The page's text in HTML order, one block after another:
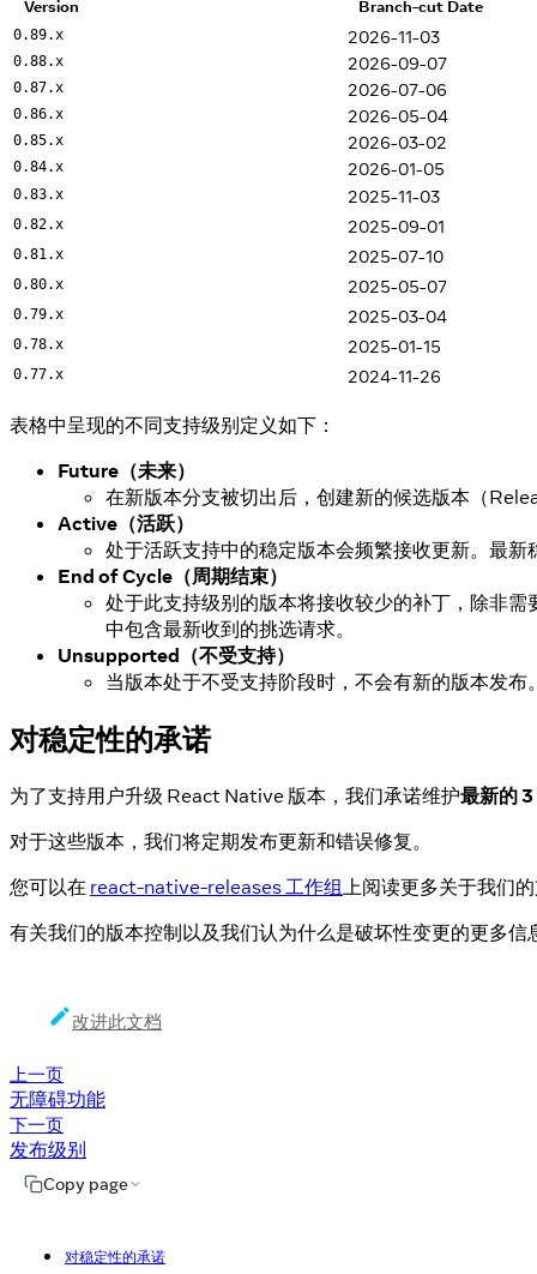
Version Branch-cut Date
0.89.x 2026-11-03
0.88.x 2026-09-07
0.87.x 2026-07-06
0.86.x 2026-05-04
0.85.x 2026-03-02
0.84.x 2026-01-05
0.83.x 2025-11-03
0.82.x 2025-09-01
0.81.x 2025-07-10
0.80.x 2025-05-07
0.79.x 2025-03-04
0.78.x 2025-01-15
0.77.x 2024-11-26
表格中呈现的不同支持级别定义如下：
Future（未来）
在新版本分支被切出后，创建新的候选版本（
Active（活跃）
处于活跃支持中的稳定版本会频繁接收更新。最
End of Cycle（周期结束）
处于此支持级别的版本将接收较少的补丁，除非
中包含最新收到的挑选请求。
Unsupported（不受支持）
当版本处于不受支持阶段时，不会有新的版本发
对稳定性的承诺
为了支持用户升级 React Native 版本，我们承诺维护最新的
对于这些版本，我们将定期发布更新和错误修复。
您可以在 react-native-releases 工作组上阅读更多关于我们
有关我们的版本控制以及我们认为什么是破坏性变更的更多信
改进此文档
上一页
无障碍功能
下一页
发布级别
Copy page
对稳定性的承诺